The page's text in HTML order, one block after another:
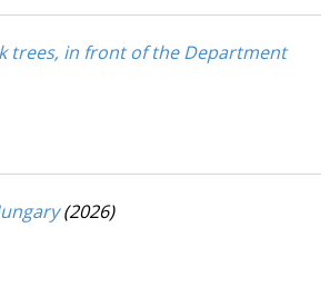
trees, in front of the Department
(2026)